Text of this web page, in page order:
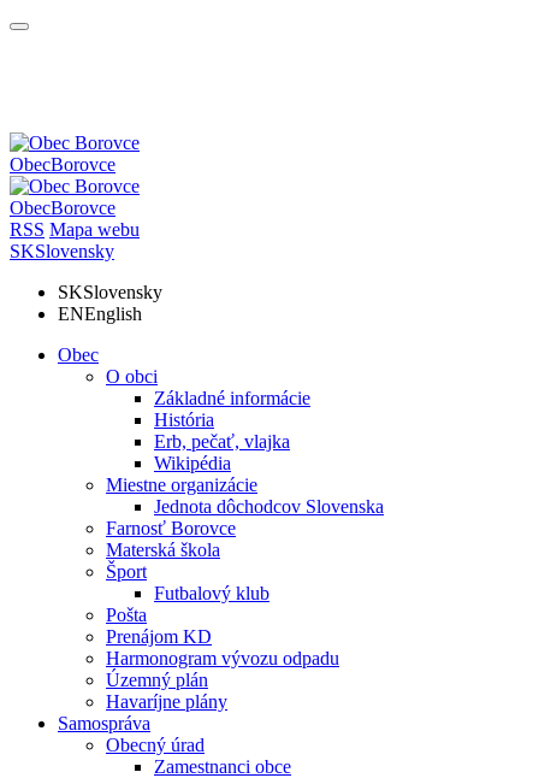
ObecBorovce
ObecBorovce
RSS Mapa webu
SKSlovensky
SKSlovensky
ENEnglish
Obec
O obci
Základné informácie
História
Erb, pečať, vlajka
Wikipédia
Miestne organizácie
Jednota dôchodcov Slovenska
Farnosť Borovce
Materská škola
Šport
Futbalový klub
Pošta
Prenájom KD
Harmonogram vývozu odpadu
Územný plán
Havaríjne plány
Samospráva
Obecný úrad
Zamestnanci obce